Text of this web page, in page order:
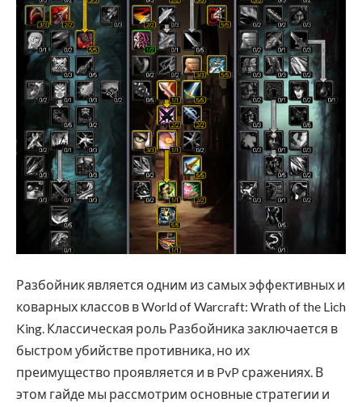
Разбойник является одним из самых эффективных и
коварных классов в World of Warcraft: Wrath of the Lich
King. Классическая роль Разбойника заключается в
быстром убийстве противника, но их
преимущество проявляется и в PvP сражениях. В
этом гайде мы рассмотрим основные стратегии и